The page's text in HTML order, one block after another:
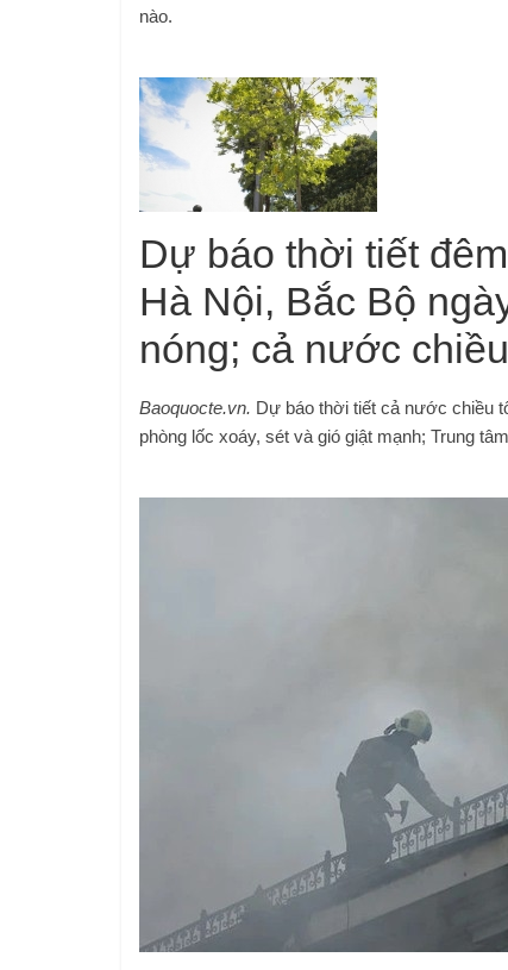
nào.
Dự báo thời tiết
Hà Nội, Bắc Bộ
nóng; cả nước
Baoquocte.vn. Dự báo thời tiết cả nước chiều
phòng lốc xoáy, sét và gió giật mạnh; Trung